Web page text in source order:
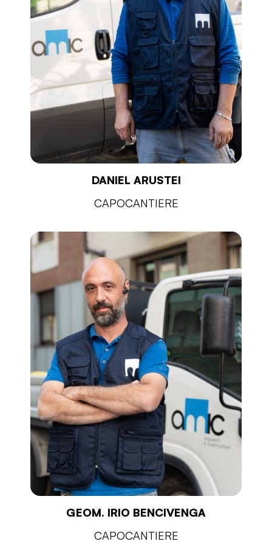
DANIEL ARUSTEI
CAPOCANTIERE
GEOM. IRIO BENCIVENGA
CAPOCANTIERE